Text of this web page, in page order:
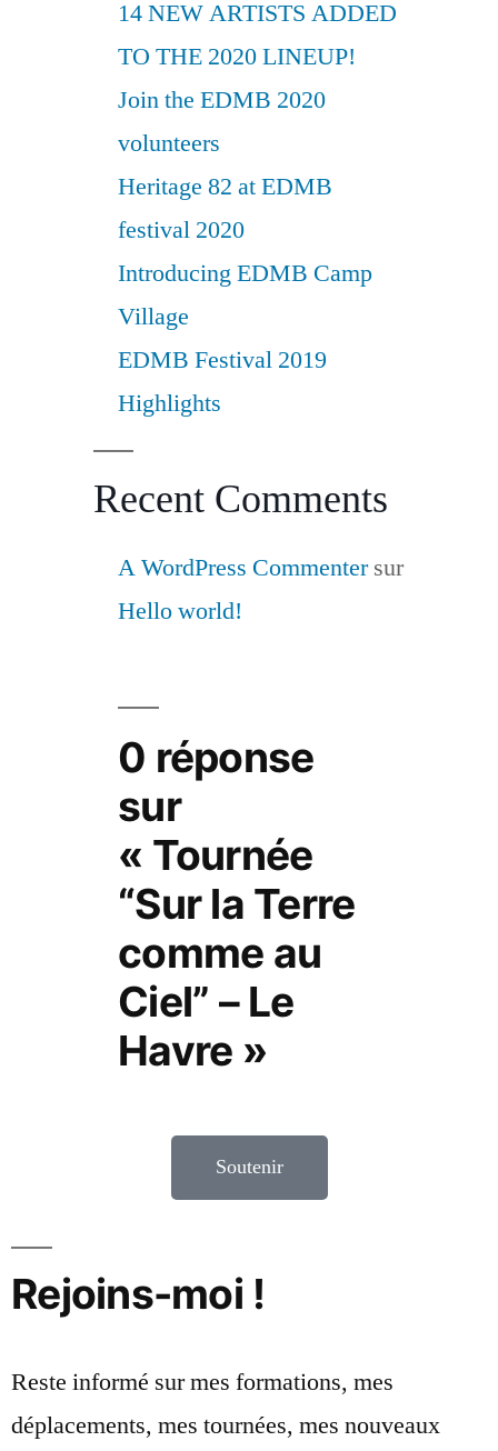
14 NEW ARTISTS ADDED
TO THE 2020 LINEUP!
Join the EDMB 2020
volunteers
Heritage 82 at EDMB
festival 2020
Introducing EDMB Camp
Village
EDMB Festival 2019
Highlights
Recent Comments
A WordPress Commentersur
Hello world!
0 réponse
sur
« Tournée
“Sur la Terre
comme au
Ciel” – Le
Havre »
Soutenir
Rejoins-moi !
Reste informé sur mes formations, mes
déplacements, mes tournées, mes nouveaux